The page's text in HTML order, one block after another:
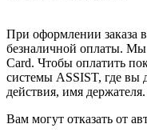
При оформлении заказа
безналичной оплаты.
Card. Чтобы оплатить
системы ASSIST, где вы
действия, имя держателя.
Вам могут отказать от